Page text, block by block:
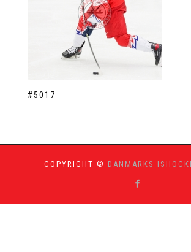
#5017
COPYRIGHT © DANMARKS